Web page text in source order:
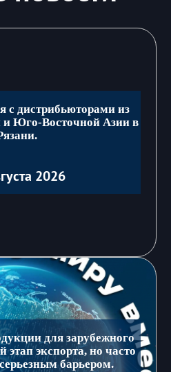
с дистрибьюторами из
и Юго-Восточной Азии в
2026
для зарубежного
экспорта, но часто
барьером.